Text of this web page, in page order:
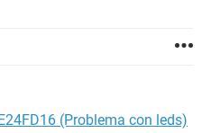
(Problema con leds)